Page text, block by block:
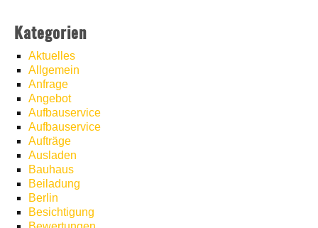
Kategorien
Aktuelles
Allgemein
Anfrage
Angebot
Aufbauservice
Aufbauservice
Aufträge
Ausladen
Bauhaus
Beiladung
Berlin
Besichtigung